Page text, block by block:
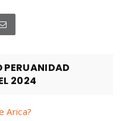
PERUANIDAD
2024
Arica?